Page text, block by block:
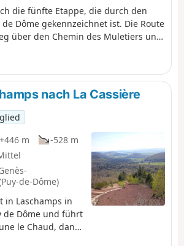
die fünfte Etappe, die durch den
Dôme gekennzeichnet ist. Die Route
über den Chemin des Muletiers und
Punkt dieser Etappe aus hat man
Blick über die Metropole
die Bergkette Chaînes, die
des Dôme und das Massif du
nach La Cassière
+446 m
-528 m
de-Dôme)
in Laschamps in
de Dôme und führt
le Chaud, dann